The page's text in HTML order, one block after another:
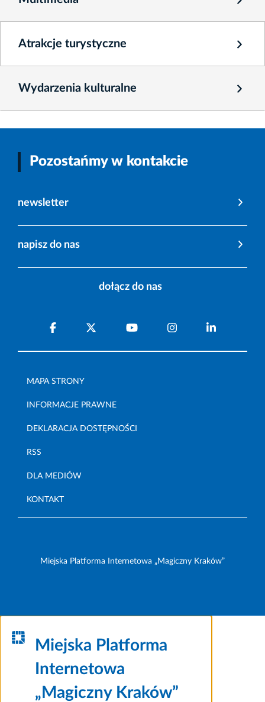
Atrakcje turystyczne
Wydarzenia kulturalne
Pozostańmy w kontakcie
newsletter
napisz do nas
dołącz do nas
MAPA STRONY
INFORMACJE PRAWNE
DEKLARACJA DOSTĘPNOŚCI
RSS
DLA MEDIÓW
KONTAKT
Miejska Platforma Internetowa „Magiczny Kraków”
Miejska Platforma
Internetowa
„Magiczny Kraków”